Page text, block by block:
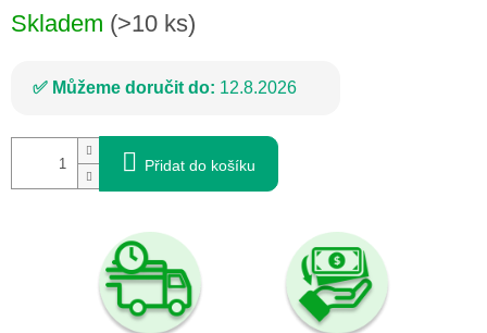
Skladem (>10 ks)
Můžeme doručit do: 12.8.2026
Přidat do košíku